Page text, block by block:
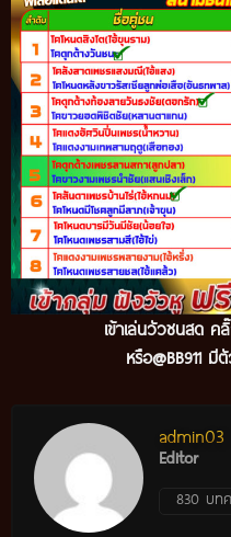
เข้าเล่นวัวชนสด ค
หรือ@BB911 มี
admin03
Editor
830 บท